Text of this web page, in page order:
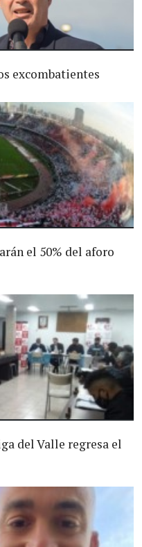
excombatientes
el 50% del aforo
del Valle regresa el